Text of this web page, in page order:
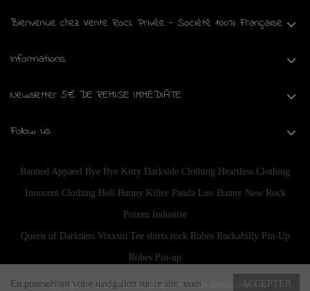
Bienvenue chez Vente Rock Privée - Société 100% Française
Informations
Newsletter 5€ DE REMISE IMMÉDIATE
Follow us
Banned Apparel Bye Bye Kitty Darkside Clothing Heartless Clothing
Innocent Clothing Hell Bunny Killer Panda Luv Bunny New Rock
Poizen Industrie
Queen of Darkness Vixxsin Tee shirts rock Robes Rockabilly Pin-Up
Robes Pin-up
Copyright © 2024Planete Discount . Tous droits réservés.ACCEPTER
En poursuivant votre navigation sur ce site, vous